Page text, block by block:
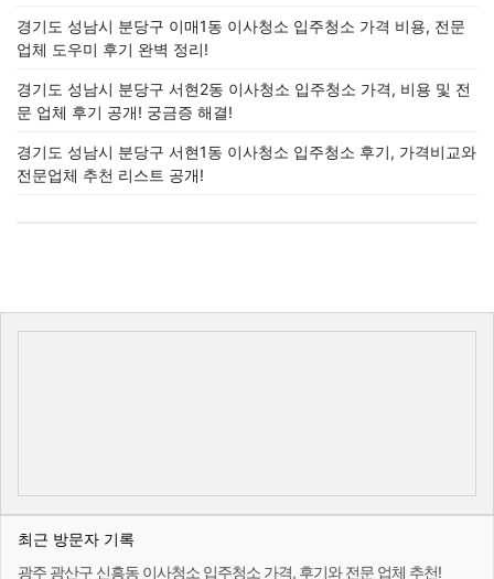
경기도 성남시 분당구 이매1동 이사청소 입주청소 가격 비용, 전문
업체 도우미 후기 완벽 정리!
경기도 성남시 분당구 서현2동 이사청소 입주청소 가격, 비용 및 전
문 업체 후기 공개! 궁금증 해결!
경기도 성남시 분당구 서현1동 이사청소 입주청소 후기, 가격비교와
전문업체 추천 리스트 공개!
최근 방문자 기록
광주 광산구 신흥동 이사청소 입주청소 가격, 후기와 전문 업체 추천!